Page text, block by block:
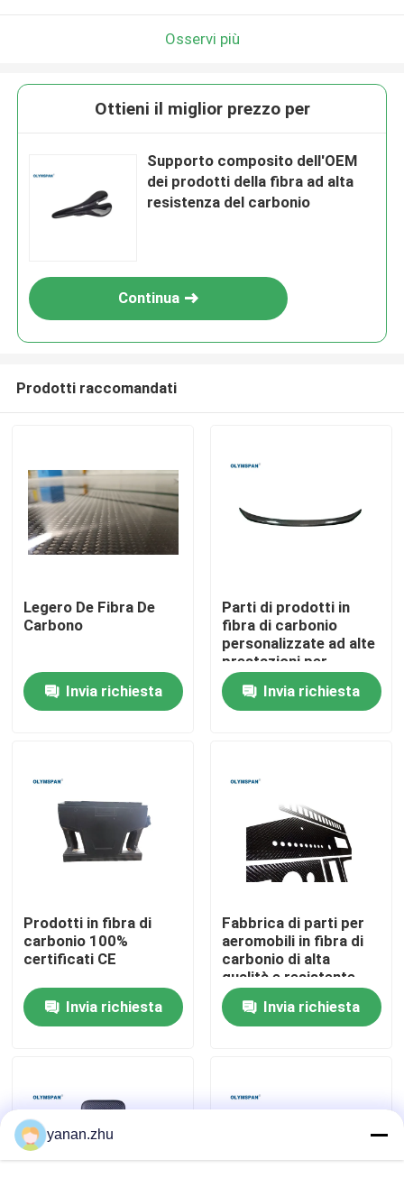
Prodotti
Su di noi
Controllo della qualità
Contattaci
Casi
Osservi più
Ottieni il miglior prezzo per
Supporto composito dell'OEM
dei prodotti della fibra ad alta
resistenza del carbonio
Continua
Prodotti raccomandati
Legero De Fibra De
Carbono
Invia richiesta
Parti di prodotti in
fibra di carbonio
personalizzate ad alte
prestazioni per
l'industria medica e
automobilistica
Invia richiesta
Prodotti in fibra di
carbonio 100%
certificati CE
Invia richiesta
Fabbrica di parti per
aeromobili in fibra di
carbonio di alta
qualità e resistente
Invia richiesta
yanan.zhu